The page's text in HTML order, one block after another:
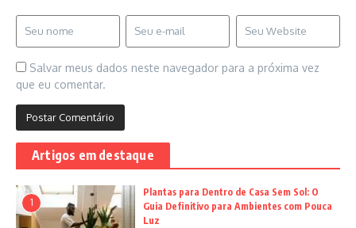
Salvar meus dados neste navegador para a próxima vez
que eu comentar.
Artigos em destaque
1
Plantas para Dentro de Casa Sem Sol: O
Guia Definitivo para Ambientes com Pouca
Luz